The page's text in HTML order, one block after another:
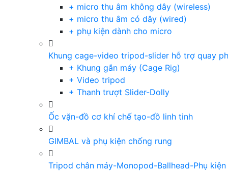
+ micro thu âm không dây (wireless)
+ micro thu âm có dây (wired)
+ phụ kiện dành cho micro
Khung cage-video tripod-slider hỗ trợ quay
+ Khung gắn máy (Cage Rig)
+ Video tripod
+ Thanh trượt Slider-Dolly
Ốc vặn-đồ cơ khí chế tạo-đồ linh tinh
GIMBAL và phụ kiện chống rung
Tripod chân máy-Monopod-Ballhead-Phụ kiện